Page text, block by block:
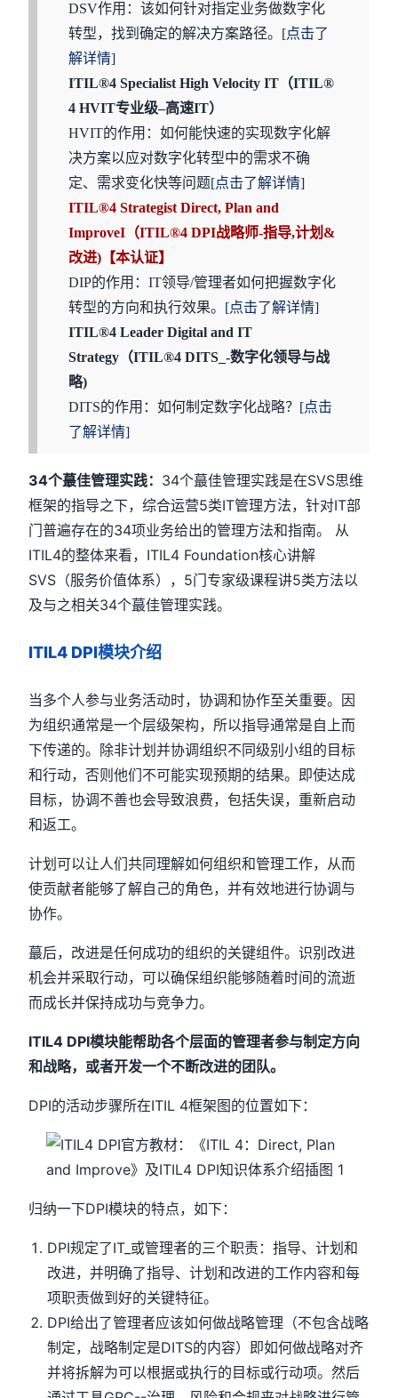
DSV作用：该如何针对指定业务做数字化
转型，找到确定的解决方案路径。 [点击了
解详情]
ITIL®4 Specialist High Velocity IT（ITIL®
4 HVIT专业级–高速IT）
HVIT的作用：如何能快速的实现数字化解
决方案以应对数字化转型中的需求不确
定、需求变化快等问题[点击了解详情]
ITIL®4 Strategist Direct, Plan and
ImproveI（ITIL®4 DPI战略师-指导,计划&
改进)【本认证】
DIP的作用：IT领导/管理者如何把握数字化
转型的方向和执行效果。 [点击了解详情]
ITIL®4 Leader Digital and IT
Strategy（ITIL®4 DITS_-数字化领导与战
略)
DITS的作用：如何制定数字化战略？ [点击
了解详情]
34个蕞佳管理实践： 34个蕞佳管理实践是在SVS思维
框架的指导之下，综合运营5类IT管理方法，针对IT部
门普遍存在的34项业务给出的管理方法和指南。 从
ITIL4的整体来看，ITIL4 Foundation核心讲解
SVS（服务价值体系），5门专家级课程讲5类方法以
及与之相关34个蕞佳管理实践。
ITIL4 DPI模块介绍
当多个人参与业务活动时，协调和协作至关重要。因
为组织通常是一个层级架构，所以指导通常是自上而
下传递的。除非计划并协调组织不同级别小组的目标
和行动，否则他们不可能实现预期的结果。即使达成
目标，协调不善也会导致浪费，包括失误，重新启动
和返工。
计划可以让人们共同理解如何组织和管理工作，从而
使贡献者能够了解自己的角色，并有效地进行协调与
协作。
蕞后，改进是任何成功的组织的关键组件。识别改进
机会并采取行动，可以确保组织能够随着时间的流逝
而成长并保持成功与竞争力。
ITIL4 DPI模块能帮助各个层面的管理者参与制定方向
和战略，或者开发一个不断改进的团队。
DPI的活动步骤所在ITIL 4框架图的位置如下：
归纳一下DPI模块的特点，如下：
DPI规定了IT_或管理者的三个职责：指导、计划和
改进，并明确了指导、计划和改进的工作内容和每
项职责做到好的关键特征。
DPI给出了管理者应该如何做战略管理（不包含战略
制定，战略制定是DITS的内容）即如何做战略对齐
并将拆解为可以根据或执行的目标或行动项。然后